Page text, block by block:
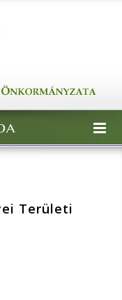
Területi